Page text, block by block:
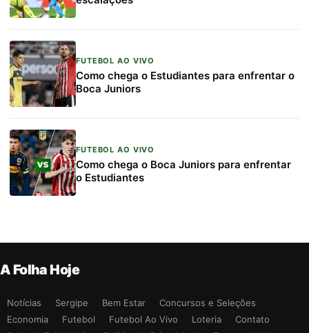
FUTEBOL AO VIVO
Como chega o Estudiantes para enfrentar o
Boca Juniors
FUTEBOL AO VIVO
Como chega o Boca Juniors para enfrentar
o Estudiantes
A Folha Hoje
Notícias Sergipe Bem Estar
Concursos e Seleções
Economia
Futebol Futebol Ao Vivo Loteria
Contato